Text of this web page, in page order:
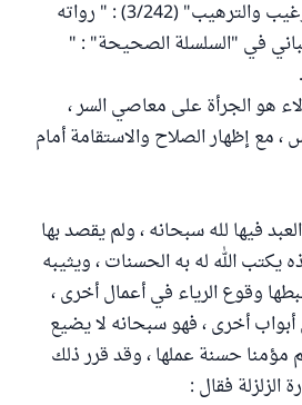
، وقال المنذري في "الترغيب والترهيب" (3/242) : " رواته
في "السلسلة الصحيحة" : "
هو الجرأة على معاصي السر ،
مع إظهار الصلاح والاستقامة أمام
فيها لله سبحانه ، ولم يقصد بها
الله له به الحسنات ، ويثيبه
وقوع الرياء في أعمال أخرى ،
أبواب أخرى ، فهو سبحانه لا يضيع
مؤمنا حسنة عملها ، وقد قرر ذلك
فقال :